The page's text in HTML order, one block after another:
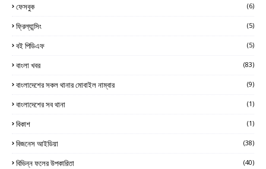
ফেসবুক (6)
ফ্রিল্যান্সিং (5)
বই পিডিএফ (5)
বাংলা খবর (83)
বাংলাদেশের সকল থানার মোবাইল নাম্বার (9)
বাংলাদেশের সব থানা (1)
বিকাশ (1)
বিজনেস আইডিয়া (38)
বিভিন্ন ফলের উপকারিতা (40)